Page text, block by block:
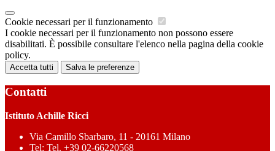
Cookie necessari per il funzionamento
I cookie necessari per il funzionamento non possono essere
disabilitati. È possibile consultare l'elenco nella pagina della cookie
policy.
Accetta tutti Salva le preferenze
Contatti
Istituto Achille Ricci
Via Camillo Sbarbaro, 11 - 20161 Milano
Tel: Tel. +39 02-66220568